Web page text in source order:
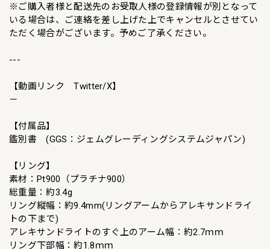
※ご購入者様と配送先のお受取人様の登録情報が別となって
いる場合は、ご連絡を差し上げた上でキャンセルとさせてい
ただく場合がございます。予めご了承ください。
---
【動画リンク Twitter/X】
－
【付属品】
鑑別書 (GGS：ジェムグレーディングシステムジャパン)
【リング】
素材：Pt900（プラチナ900）
総重量：約3.4g
リング縦幅：約9.4mm(リングアームからアレキサンドライ
トの下まで)
アレキサンドライトのすぐ上のアーム幅：約2.7ｍｍ
リング下部幅：約1.8ｍｍ